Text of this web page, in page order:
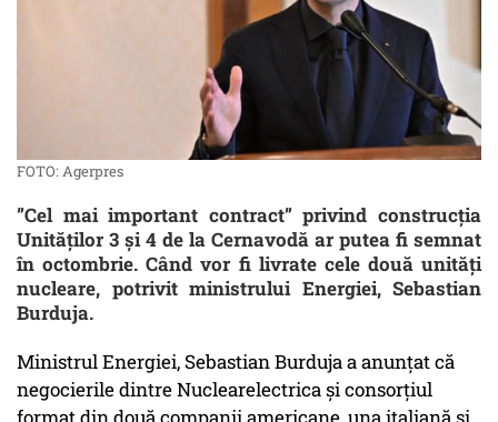
FOTO: Agerpres
”Cel mai important contract” privind construcția
Unităților 3 și 4 de la Cernavodă ar putea fi semnat
în octombrie. Când vor fi livrate cele două unități
nucleare, potrivit ministrului Energiei, Sebastian
Burduja.
Ministrul Energiei, Sebastian Burduja a anunțat că
negocierile dintre Nuclearelectrica și consorțiul